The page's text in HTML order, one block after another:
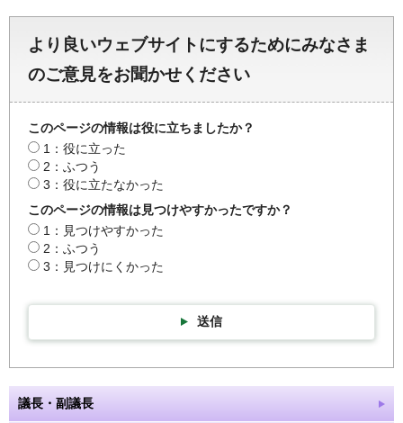
より良いウェブサイトにするためにみなさま
のご意見をお聞かせください
このページの情報は役に立ちましたか？
1：役に立った
2：ふつう
3：役に立たなかった
このページの情報は見つけやすかったですか？
1：見つけやすかった
2：ふつう
3：見つけにくかった
送信
議長・副議長